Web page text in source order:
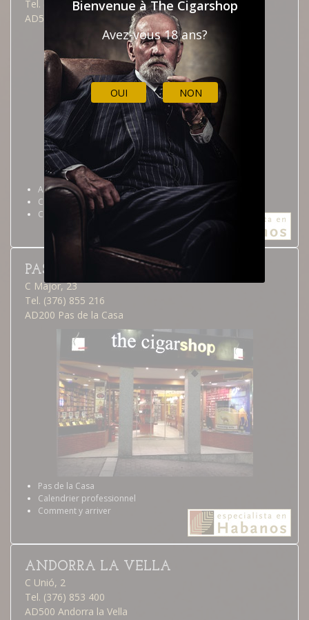
Bienvenue à The Cigarshop
Avez-vous 18 ans?
OUI NON
Tel. (376) 826 515
AD500 Andorra la Vella
Andorra la Vella
Calendrier professionnel
Comment y arriver
PAS DE LA CASA
C Major, 23
Tel. (376) 855 216
AD200 Pas de la Casa
Pas de la Casa
Calendrier professionnel
Comment y arriver
ANDORRA LA VELLA
C Unió, 2
Tel. (376) 853 400
AD500 Andorra la Vella